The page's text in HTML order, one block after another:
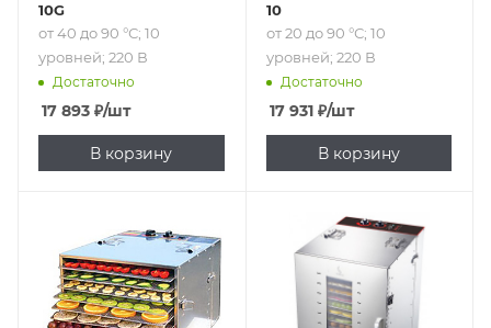
10G
от 40 до 90 °С; 10
уровней; 220 В
Достаточно
17 893 ₽/шт
В корзину
10
от 20 до 90 °С; 10
уровней; 220 В
Достаточно
17 931₽/шт
В корзину
от 30 до 70 °С; 10
уровней; 220 В
Подпись к товару
от 40 до 90 °С; 220